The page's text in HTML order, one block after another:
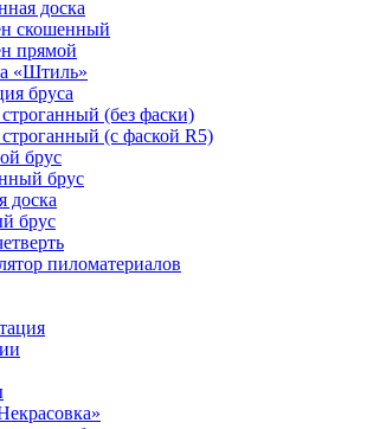
доска
скошенный
прямой
«Штиль»
бруса
(без фаски)
(с фаской R5)
брус
брус
доска
брус
пиломатериалов